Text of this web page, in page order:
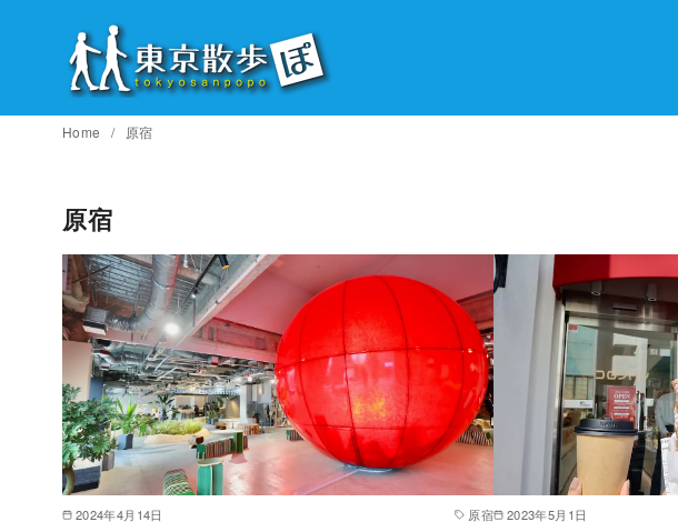
Home 原宿
原宿
2024年4月14日 原宿 2023年5月1日